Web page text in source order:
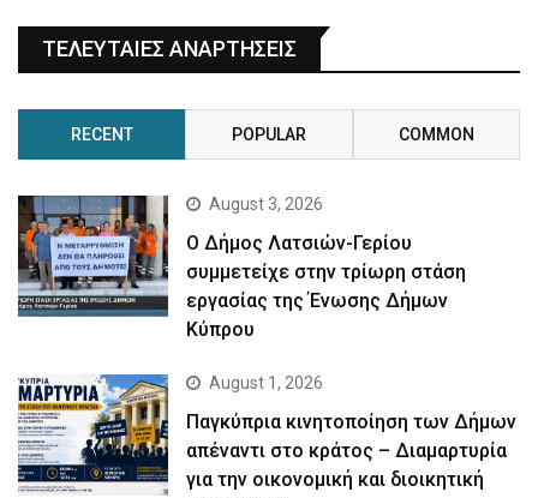
ΤΕΛΕΥΤΑΙΕΣ ΑΝΑΡΤΗΣΕΙΣ
RECENT POPULAR COMMON
August 3, 2026
Ο Δήμος Λατσιών-Γερίου
συμμετείχε στην τρίωρη στάση
εργασίας της Ένωσης Δήμων
Κύπρου
August 1, 2026
Παγκύπρια κινητοποίηση των Δήμων
απέναντι στο κράτος – Διαμαρτυρία
για την οικονομική και διοικητική